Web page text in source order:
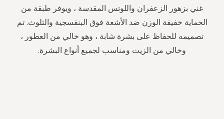
غني بزهور الزعفران واللوتس المقدسة ، ويوفر طبقة من
الحماية خفيفة الوزن ضد الأشعة فوق البنفسجية والتلوث. تم
تصميمه للحفاظ على بشرة شابة ، وهو خالي من العطور ،
وخالي من الزيت ومناسب لجميع أنواع البشرة.